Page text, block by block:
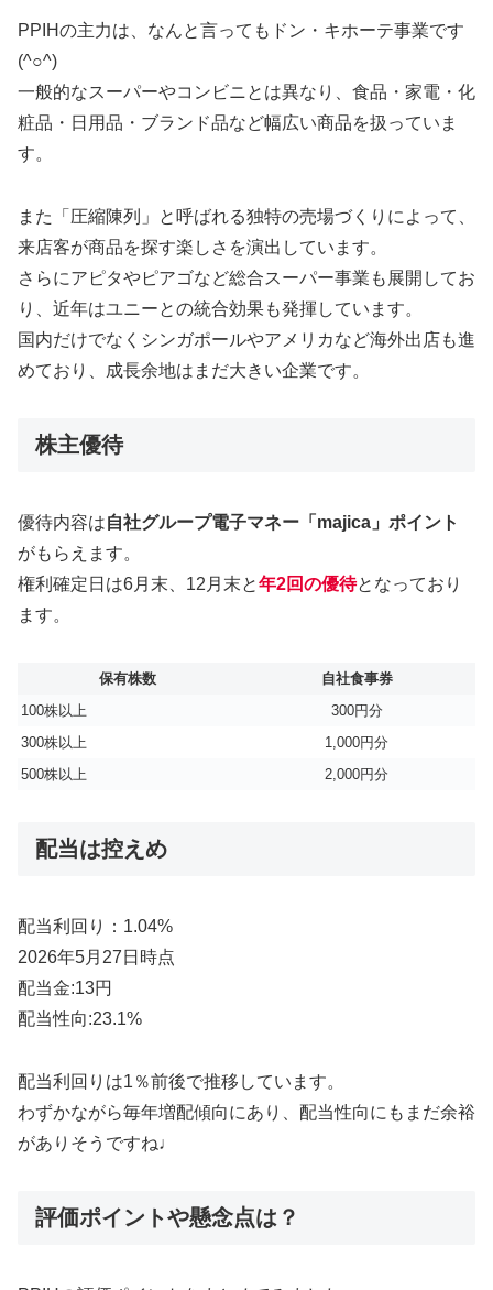
PPIHの主力は、なんと言ってもドン・キホーテ事業です
(^○^)
一般的なスーパーやコンビニとは異なり、食品・家電・化
粧品・日用品・ブランド品など幅広い商品を扱っていま
す。
また「圧縮陳列」と呼ばれる独特の売場づくりによって、
来店客が商品を探す楽しさを演出しています。
さらにアピタやピアゴなど総合スーパー事業も展開してお
り、近年はユニーとの統合効果も発揮しています。
国内だけでなくシンガポールやアメリカなど海外出店も進
めており、成長余地はまだ大きい企業です。
株主優待
優待内容は自社グループ電子マネー「majica」ポイント
がもらえます。
権利確定日は6月末、12月末と年2回の優待となっており
ます。
保有株数
自社食事券
100株以上
300円分
300株以上
1,000円分
500株以上
2,000円分
配当は控えめ
配当利回り：1.04%
2026年5月27日時点
配当金:13円
配当性向:23.1%
配当利回りは1％前後で推移しています。
わずかながら毎年増配傾向にあり、配当性向にもまだ余裕
がありそうですね♩
評価ポイントや懸念点は？